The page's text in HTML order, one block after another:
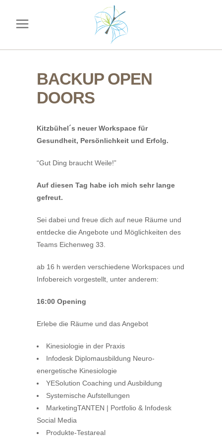
BACKUP OPEN
DOORS
Kitzbühel´s neuer Workspace für
Gesundheit, Persönlichkeit und Erfolg.
“Gut Ding braucht Weile!”
Auf diesen Tag habe ich mich sehr lange
gefreut.
Sei dabei und freue dich auf neue Räume und
entdecke die Angebote und Möglichkeiten des
Teams Eichenweg 33.
ab 16 h werden verschiedene Workspaces und
Infobereich vorgestellt, unter anderem:
16:00 Opening
Erlebe die Räume und das Angebot
Kinesiologie in der Praxis
Infodesk Diplomausbildung Neuro-
energetische Kinesiologie
YESolution Coaching und Ausbildung
Systemische Aufstellungen
MarketingTANTEN | Portfolio & Infodesk
Social Media
Produkte-Testareal